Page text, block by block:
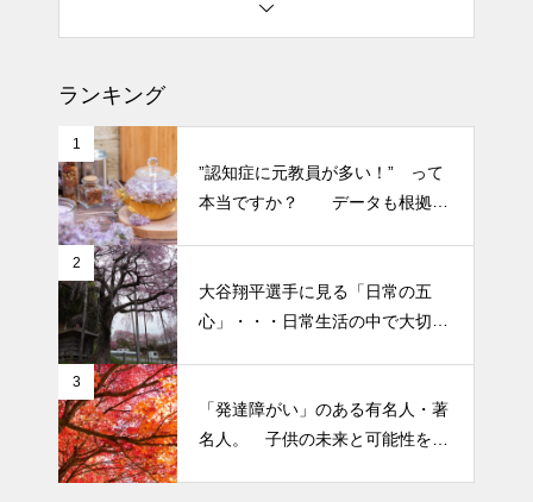
り癖がついてしまって・・・恥
ずかしぃ～ (〃ﾉωﾉ)
「食生活習慣の改善」が今年の
テーマです。
ランキング
1
”認知症に元教員が多い！” って
本当ですか？ データも根拠も
2
大谷翔平選手に見る「日常の五
心」・・・日常生活の中で大切
3
「発達障がい」のある有名人・著
名人。 子供の未来と可能性を秘